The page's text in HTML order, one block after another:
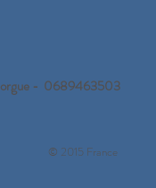
sorgue - 0689463503
© 2015 France